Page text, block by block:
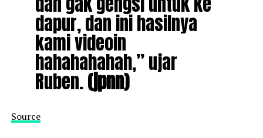
dapur, dan ini hasilnya
kami videoin
hahahahahah,” ujar
Ruben.(jpnn)
Source